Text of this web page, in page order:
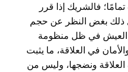
فالشريك إذا قرر
ذلك بغض النظر عن حجم
العيش في ظل منظومة
في العلاقة، ما يثبت
العلاقة ونضجها، وليس من